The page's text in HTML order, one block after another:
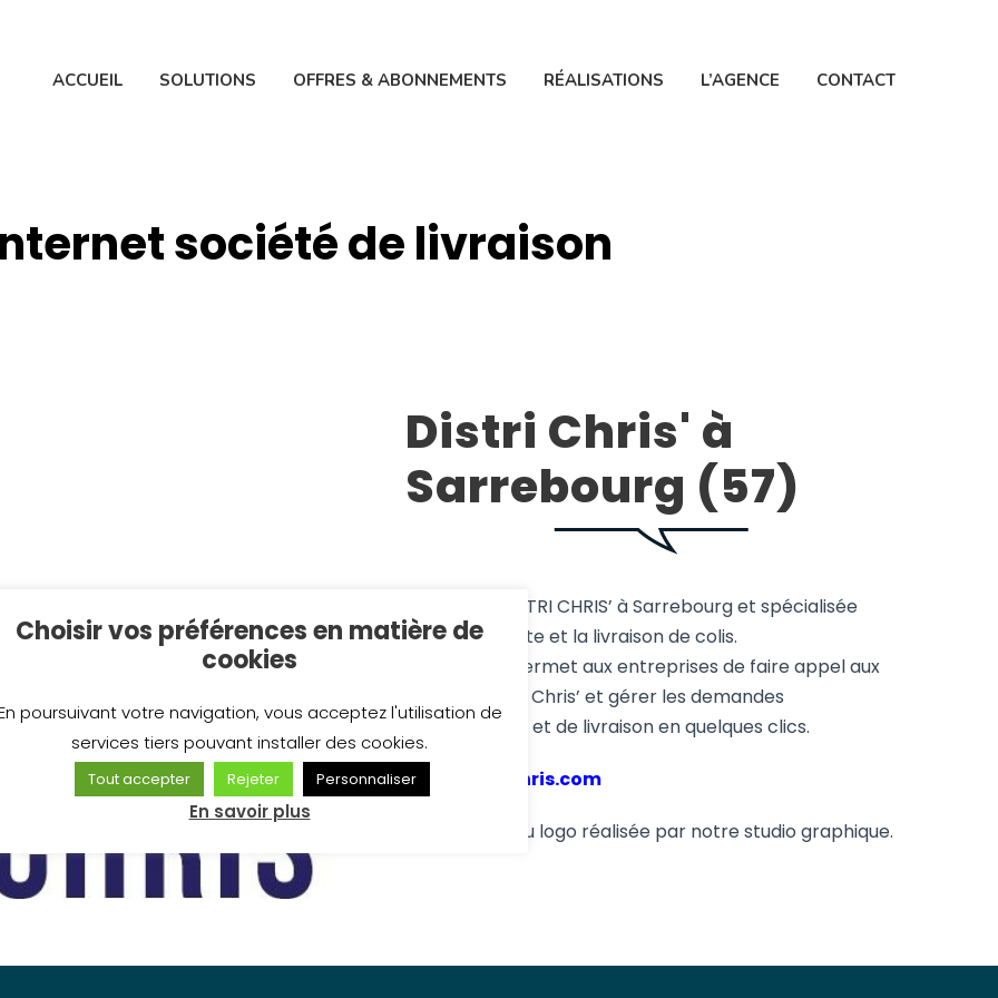
ACCUEIL SOLUTIONS OFFRES & ABONNEMENTS RÉALISATIONS L’AGENCE CONTACT
société de livraison
Distri Chris' à
Sarrebourg (57)
La société DISTRI CHRIS’ à Sarrebourg et spécialisée
dans la collecte et la livraison de colis.
La boutique permet aux entreprises de faire appel aux
services Distri Chris’ et gérer les demandes
d’enlèvement et de livraison en quelques clics.
www.districhris.com
Conception du logo réalisée par notre studio graphique.
Choisir vos préférences en matière de
cookies
poursuivant votre navigation, vous acceptez l'utilisation de
services tiers pouvant installer des cookies.
Tout accepter Rejeter Personnaliser
En savoir plus